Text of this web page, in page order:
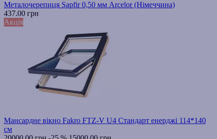
Металочерепиця Sapfir 0,50 мм Arcelor (Німеччина)
437.00 грн
Акція
Мансардне вікно Fakro FTZ-V U4 Стандарт енерджі 114*140
см